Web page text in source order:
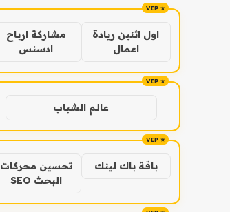
اول اثنين ريادة
اعمال
مشاركة ارباح
ادسنس
عالم الشباب
باقة باك لينك
تحسين محركات
البحث SEO